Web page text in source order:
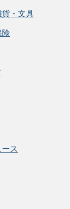
貨・文具
険
ス